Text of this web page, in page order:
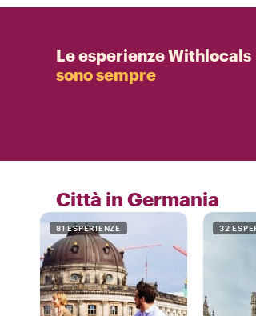
Le esperienze Withlocals
sono sempre
Città in Germania
81 ESPERIENZE 32